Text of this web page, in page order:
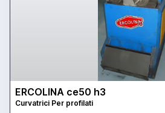
ERCOLINA ce50 h3
Curvatrici Per profilati